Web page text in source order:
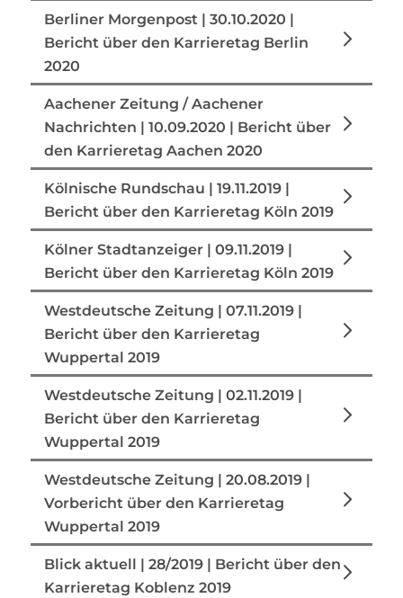
Berliner Morgenpost | 30.10.2020 |
Bericht über den Karrieretag Berlin
2020
Aachener Zeitung / Aachener
Nachrichten | 10.09.2020 | Bericht über
den Karrieretag Aachen 2020
Kölnische Rundschau | 19.11.2019 |
Bericht über den Karrieretag Köln 2019
Kölner Stadtanzeiger | 09.11.2019 |
Bericht über den Karrieretag Köln 2019
Westdeutsche Zeitung | 07.11.2019 |
Bericht über den Karrieretag
Wuppertal 2019
Westdeutsche Zeitung | 02.11.2019 |
Bericht über den Karrieretag
Wuppertal 2019
Westdeutsche Zeitung | 20.08.2019 |
Vorbericht über den Karrieretag
Wuppertal 2019
Blick aktuell | 28/2019 | Bericht über den
Karrieretag Koblenz 2019